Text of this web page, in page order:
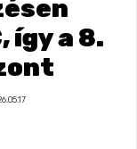
így a 8.